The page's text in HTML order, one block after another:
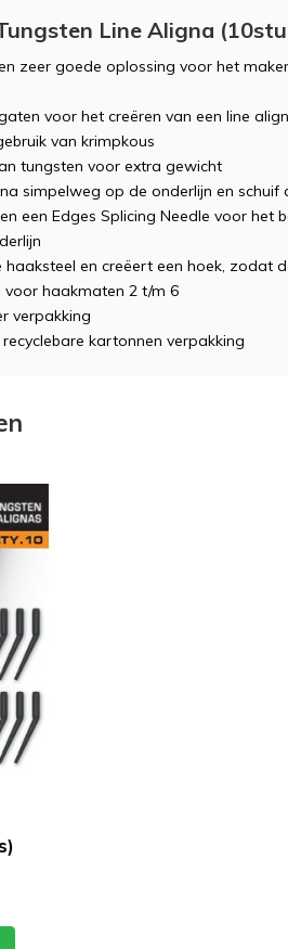
Line Aligna
zeer goede oplossing voor het
gaten voor het creëren van een line
van krimpkous
tungsten voor extra gewicht
simpelweg op de onderlijn en
een Edges Splicing Needle voor het
haaksteel en creëert een hoek, zodat
voor haakmaten 2 t/m 6
verpakking
recyclebare kartonnen verpakking